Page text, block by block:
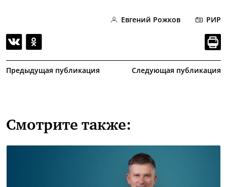
Евгений Рожков РИР
Предыдущая публикация Следующая публикация
Смотрите также: